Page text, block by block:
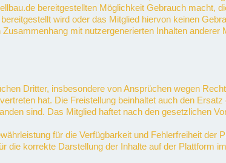
bereitgestellten Möglichkeit Gebrauch macht,
wird oder das Mitglied hiervon keinen
mit nutzergenerierten Inhalten
Dritter, insbesondere von Ansprüchen wegen
hat. Die Freistellung beinhaltet auch den
sind. Das Mitglied haftet nach den gesetzlichen
für die Verfügbarkeit und Fehlerfreiheit der
die korrekte Darstellung der Inhalte auf der Plattform